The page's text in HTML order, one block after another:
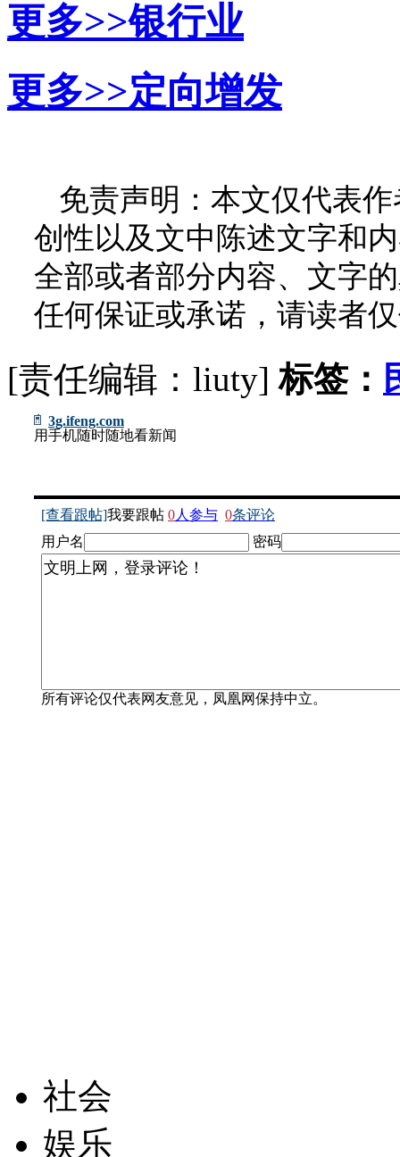
更多>>银行业
更多>>定向增发
免责声明：本文仅代表
创性以及文中陈述文字和
全部或者部分内容、文字
任何保证或承诺，请读者
[责任编辑：liuty]标签：
3g.ifeng.com
用手机随时随地看新闻
[查看跟帖]我要跟帖 0人参与 0条评论
用户名
密码
所有评论仅代表网友意见，凤凰网保持中立。
社会
娱乐